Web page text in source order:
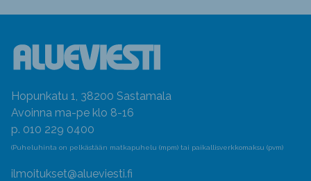
Hopunkatu 1, 38200 Sastamala
Avoinna ma-pe klo 8-16
p. 010 229 0400
(Puheluhinta on pelkästään matkapuhelu (mpm) tai paikallisverkkomaksu (pvm)
ilmoitukset@alueviesti.fi